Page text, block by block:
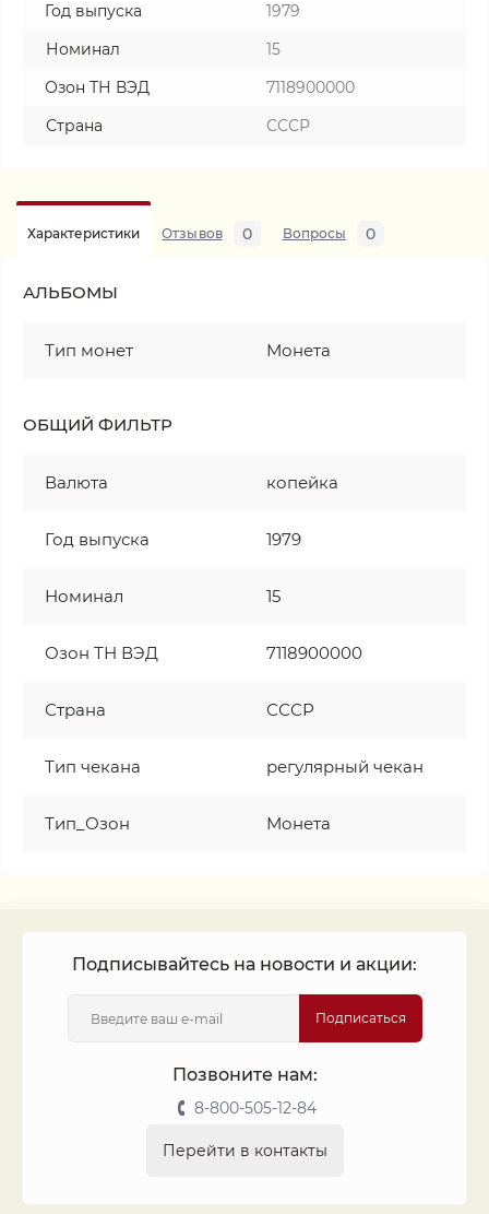
Год выпуска
1979
Номинал
15
Озон ТН ВЭД
7118900000
Страна
СССР
Характеристики Отзывов 0 Вопросы 0
АЛЬБОМЫ
Тип монет Монета
ОБЩИЙ ФИЛЬТР
Валюта копейка
Год выпуска 1979
Номинал 15
Озон ТН ВЭД 7118900000
Страна СССР
Тип чекана регулярный чекан
Тип_Озон Монета
Подписывайтесь на новости и акции:
Подписаться
Позвоните нам:
8-800-505-12-84
Перейти в контакты